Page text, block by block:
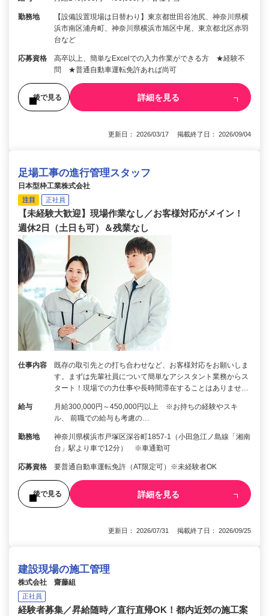
勤務地
【設備設置現場は日替わり】東京都世田谷池尻、神奈川県横
浜市南区浦舟町、神奈川県横浜市旭区中尾、東京都北区赤羽
台など
応募資格
高卒以上、簡単なExcelでの入力作業ができる方 ★経験不
問 ★普通自動車運転免許あれば尚可
後で見る 詳細を見る
更新日： 2026/03/17 掲載終了日： 2026/09/04
足場工事の進行管理スタッフ
日本型枠工業株式会社
注目 正社員
【未経験大歓迎】現場作業なし／お客様対応がメイン！
週休2日（土日も可）＆残業なし
仕事内容
既存の取引先との打ち合わせなど、お客様対応をお願いしま
す。まずは先輩社員について簡単なアシスタント業務からス
タート！現場での力仕事や長時間滞在することはありませ…
給与
月給300,000円～450,000円以上 ※お持ちの経験やスキ
ル、 前職での給与も考慮の…
勤務地
神奈川県横浜市戸塚区深谷町1857-1（小田急江ノ島線「湘南
台」駅より車で12分） ※車通勤可
応募資格 要普通自動車運転免許（AT限定可）※未経験者OK
後で見る 詳細を見る
更新日： 2026/07/31 掲載終了日： 2026/09/25
建設現場の施工管理
株式会社 齋藤組
正社員
経験者募集／昇給随時／直行直帰OK！都内近郊の施工案